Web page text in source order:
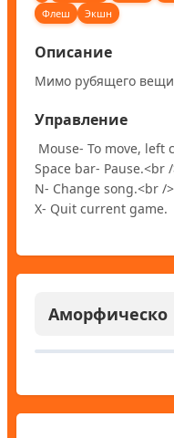
Флеш
Экшн
Описание
Мимо рубящего
Управление
Space bar- Pause.<br
N- Change song.<br />
X- Quit current game.
Аморфическо